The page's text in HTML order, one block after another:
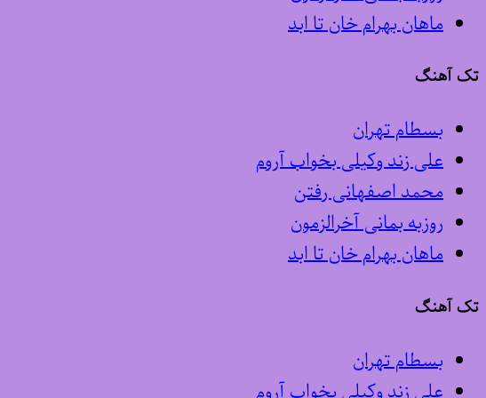
ماهان بهرام خان تا ابد
تک آهنگ
بسطام تهران
علی زند وکیلی بخواب آروم
محمد اصفهانی رفتن
روزبه بمانی آخرالزمون
ماهان بهرام خان تا ابد
تک آهنگ
بسطام تهران